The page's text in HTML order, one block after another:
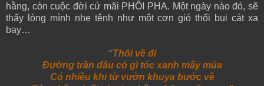
hằng, còn cuộc đời cứ mãi PHÔI PHA. Một ngày nào đó, sẽ
thấy lòng mình nhẹ tênh như một cơn gió thổi bụi cát xa
bay…
“Thôi về đi
Đường trần đâu có gì tóc xanh mấy mùa
Có nhiều khi từ vườn khuya bước về